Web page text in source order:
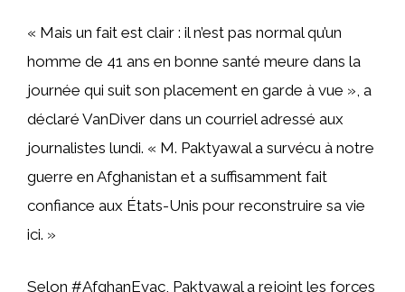
« Mais un fait est clair : il n’est pas normal qu’un
homme de 41 ans en bonne santé meure dans la
journée qui suit son placement en garde à vue », a
déclaré VanDiver dans un courriel adressé aux
journalistes lundi. « M. Paktyawal a survécu à notre
guerre en Afghanistan et a suffisamment fait
confiance aux États-Unis pour reconstruire sa vie
ici. »
Selon #AfghanEvac, Paktyawal a rejoint les forces